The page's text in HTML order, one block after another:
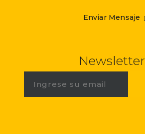
Enviar Mensaje
Newsletter